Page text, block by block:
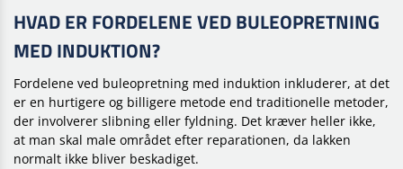
HVAD ER FORDELENE VED BULEOPRETNING
MED INDUKTION?
Fordelene ved buleopretning med induktion inkluderer, at det
er en hurtigere og billigere metode end traditionelle metoder,
der involverer slibning eller fyldning. Det kræver heller ikke,
at man skal male området efter reparationen, da lakken
normalt ikke bliver beskadiget.